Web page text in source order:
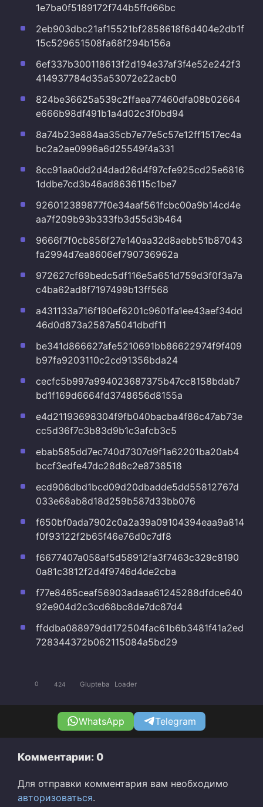
1e7ba0f5189172f744b5ffd66bc
2eb903dbc21af15521bf2858618f6d404e2db1f
15c529651508fa68f294b156a
6ef337b300118613f2d194e37af3f4e52e242f3
414937784d35a53072e22acb0
824be36625a539c2ffaea77460dfa08b02664
e666b98df491b1a4d02c3f0bd94
8a74b23e884aa35cb7e77e5c57e12ff1517ec4a
bc2a2ae0996a6d25549f4a331
8cc91aa0dd2d4dad26d4f97cfe925cd25e6816
1ddbe7cd3b46ad8636115c1be7
926012389877f0e34aaf561fcbc00a9b14cd4e
aa7f209b93b333fb3d55d3b464
9666f7f0cb856f27e140aa32d8aebb51b87043
fa2994d7ea8606ef790736962a
972627cf69bedc5df116e5a651d759d3f0f3a7a
c4ba62ad8f7197499b13ff568
a431133a716f190ef6201c9601fa1ee43aef34dd
46d0d873a2587a5041dbdf11
be341d866627afe5210691bb86622974f9f409
b97fa9203110c2cd91356bda24
cecfc5b997a994023687375b47cc8158bdab7
bd1f169d6664fd3748656d8155a
e4d21193698304f9fb040bacba4f86c47ab73e
cc5d36f7c3b83d9b1c3afcb3c5
ebab585dd7ec740d7307d9f1a62201ba20ab4
bccf3edfe47dc28d8c2e8738518
ecd906dbd1bcd09d20dbadde5dd55812767d
033e68ab8d18d259b587d33bb076
f650bf0ada7902c0a2a39a09104394eaa9a814
f0f93122f2b65f46e76d0c7df8
f6677407a058af5d58912fa3f7463c329c8190
0a81c3812f2d4f9746d4de2cba
f77e8465ceaf56903adaaa61245288dfdce640
92e904d2c3cd68bc8de7dc87d4
ffddba088979dd172504fac61b6b3481f41a2ed
728344372b062115084a5bd29
0 424 Glupteba Loader
WhatsApp Telegram
Комментарии: 0
Для отправки комментария вам необходимо
авторизоваться.